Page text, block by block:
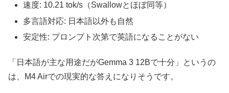
速度: 10.21 tok/s（Swallowとほぼ同等）
多言語対応: 日本語以外も自然
安定性: プロンプト次第で英語になることがない
「日本語が主な用途だがGemma 3 12Bで十分」というの
は、M4 Airでの現実的な答えになりそうです。